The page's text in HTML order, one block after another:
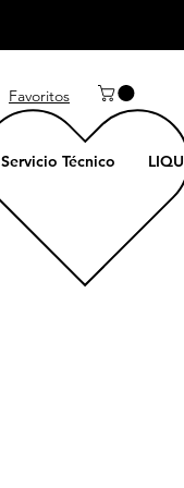
Favoritos
Servicio Técnico